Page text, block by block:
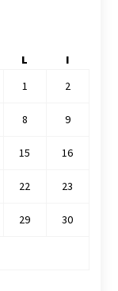
L
I
1
2
8 9
15 16
22 23
29 30